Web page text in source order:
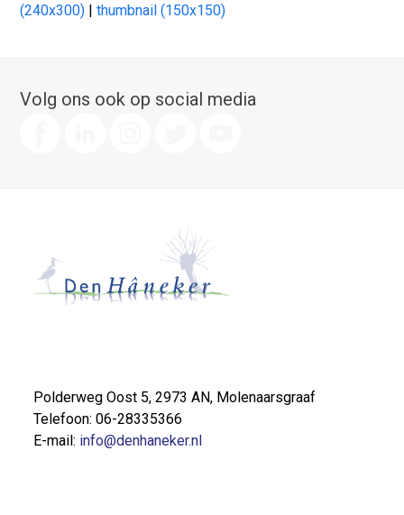
(240x300) |thumbnail (150x150)
Volg ons ook op social media
Polderweg Oost 5, 2973 AN, Molenaarsgraaf
Telefoon: 06-28335366
E-mail: info@denhaneker.nl